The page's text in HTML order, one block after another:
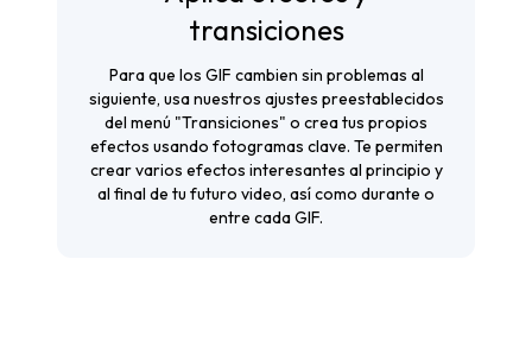
transiciones
Para que los GIF cambien sin problemas al
siguiente, usa nuestros ajustes preestablecidos
del menú "Transiciones" o crea tus propios
efectos usando fotogramas clave. Te permiten
crear varios efectos interesantes al principio y
al final de tu futuro video, así como durante o
entre cada GIF.